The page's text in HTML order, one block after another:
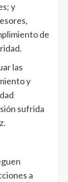
y
de
las
y
sufrida
a